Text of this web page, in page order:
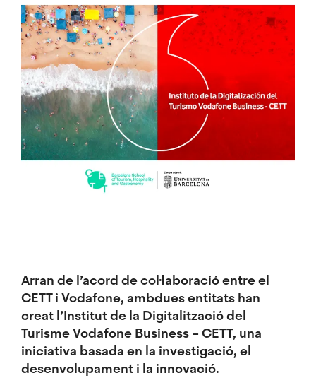
Arran de l’acord de col·laboració entre el
CETT i Vodafone, ambdues entitats han
creat l’Institut de la Digitalització del
Turisme Vodafone Business – CETT, una
iniciativa basada en la investigació, el
desenvolupament i la innovació.